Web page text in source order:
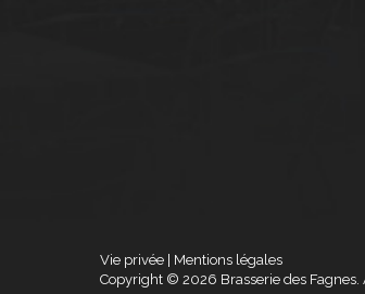
Vie privée| Mentions légales
Copyright © 2026 Brasserie des Fagnes.